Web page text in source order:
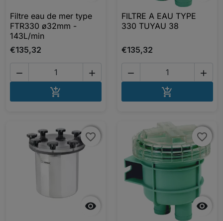
Filtre eau de mer type
FTR330 ø32mm -
143L/min
€135,32
 

FILTRE A EAU TYPE
330 TUYAU 38
€135,32
 


favorite_border
favorite_border

favorite_border
favorite_border